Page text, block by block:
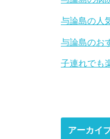
与論島の人
与論島のお
子連れでも
アーカイ